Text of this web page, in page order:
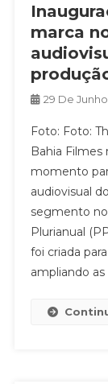
marca
29 De
Foto: Foto:
Bahia
momento
audiovisual
segmento no
Plurianual
foi criada
ampliando as